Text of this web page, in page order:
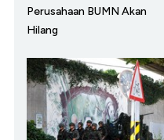
Perusahaan BUMN Akan
Hilang